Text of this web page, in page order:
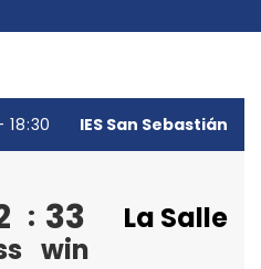
IES San Sebastián
: 33
win
La Salle